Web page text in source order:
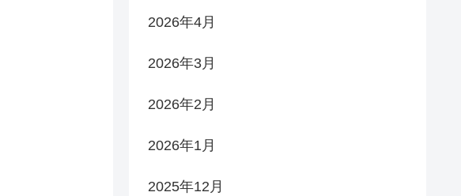
2026年4月
2026年3月
2026年2月
2026年1月
2025年12月